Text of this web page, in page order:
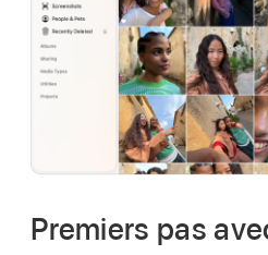
Premiers pas